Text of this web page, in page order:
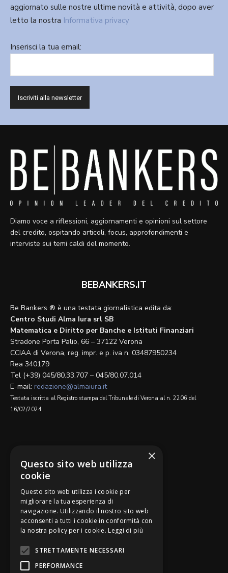
aggiornato sulle nostre ultime novità e attività, dopo aver
letto la nostra Informativa privacy
Inserisci la tua email:
Diamo voce a riflessioni, aggiornamenti e opinioni sul settore
del credito, ospitando articoli, focus, approfondimenti e
interviste sui temi caldi del momento.
BEBANKERS.IT
Be Bankers ® è una testata giornalistica edita da:
Centro Studi Alma Iura srl SB
Matematica e Diritto per Banche e Istituti Finanziari
Stradone Porta Palio, 66 – 37122 Verona
CCIAA di Verona, reg. impr. e p. iva n. 03487950234
Rea 340179
Tel (+39) 045/80.33.707 – 045/80.07.014
E-mail: redazione@almaiura.it
Testata iscritta al Registro stampa del Tribunale di Verona al n. 2206 del
16/02/2024
Be Bankers è ideato da
×
Questo sito web utilizza
cookie
Questo sito web utilizza i cookie per
migliorare la tua esperienza di
navigazione. Utilizzando il nostro sito web
acconsenti a tutti i cookie in conformità con
la nostra policy per i cookie. Leggi di più
STRETTAMENTE NECESSARI
PERFORMANCE